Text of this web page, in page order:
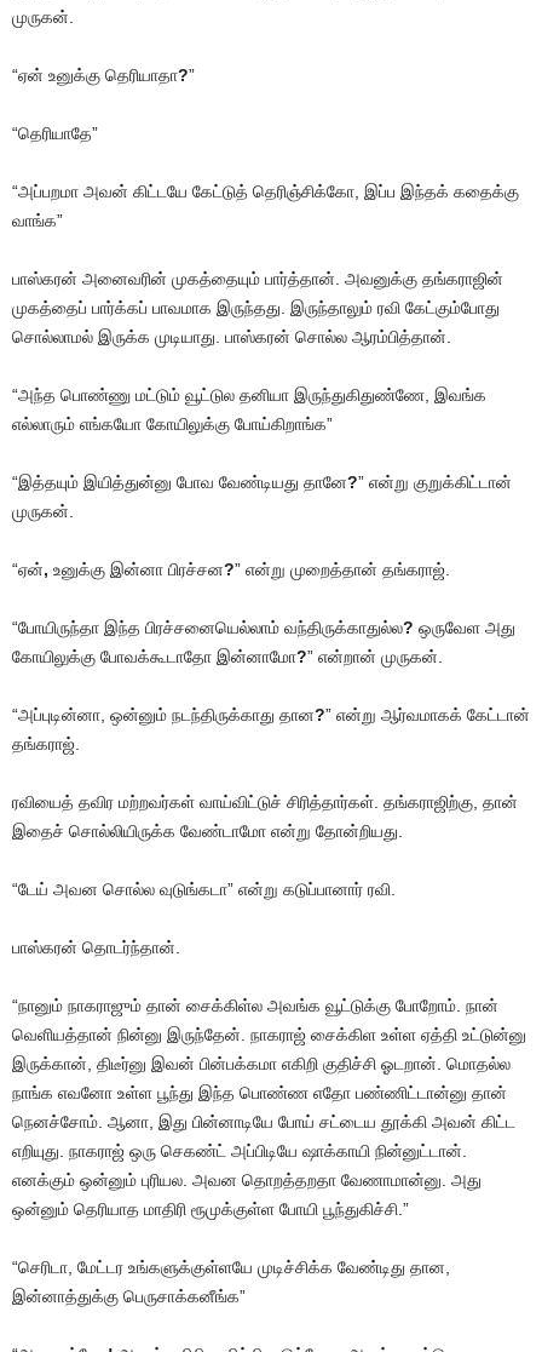
முருகன்.
“ஏன் உனுக்கு தெரியாதா?”
“தெரியாதே”
“அப்பறமா அவன் கிட்டயே கேட்டுத் தெரிஞ்சிக்கோ, இப்ப இந்தக் கதைக்கு
வாங்க”
பாஸ்கரன் அனைவரின் முகத்தையும் பார்த்தான். அவனுக்கு தங்கராஜின்
முகத்தைப் பார்க்கப் பாவமாக இருந்தது. இருந்தாலும் ரவி கேட்கும்போது
சொல்லாமல் இருக்க முடியாது. பாஸ்கரன் சொல்ல ஆரம்பித்தான்.
“அந்த பொண்ணு மட்டும் வூட்டுல தனியா இருந்துகிதுண்ணே, இவங்க
எல்லாரும் எங்கயோ கோயிலுக்கு போய்கிறாங்க”
“இத்தயும் இயித்துன்னு போவ வேண்டியது தானே?” என்று குறுக்கிட்டான்
முருகன்.
“ஏன், உனுக்கு இன்னா பிரச்சன?” என்று முறைத்தான் தங்கராஜ்.
“போயிருந்தா இந்த பிரச்சனையெல்லாம் வந்திருக்காதுல்ல? ஒருவேள அது
கோயிலுக்கு போவக்கூடாதோ இன்னாமோ?” என்றான் முருகன்.
“அப்புடின்னா, ஒன்னும் நடந்திருக்காது தான?” என்று ஆர்வமாகக் கேட்டான்
தங்கராஜ்.
ரவியைத் தவிர மற்றவர்கள் வாய்விட்டுச் சிரித்தார்கள். தங்கராஜிற்கு, தான்
இதைச் சொல்லியிருக்க வேண்டாமோ என்று தோன்றியது.
“டேய் அவன சொல்ல வுடுங்கடா” என்று கடுப்பானார் ரவி.
பாஸ்கரன் தொடர்ந்தான்.
“நானும் நாகராஜும் தான் சைக்கிள்ல அவங்க வூட்டுக்கு போறோம். நான்
வெளியத்தான் நின்னு இருந்தேன். நாகராஜ் சைக்கிள உள்ள ஏத்தி உட்டுன்னு
இருக்கான், திடீர்னு இவன் பின்பக்கமா எகிறி குதிச்சி ஓடறான். மொதல்ல
நாங்க எவனோ உள்ள பூந்து இந்த பொண்ண எதோ பண்ணிட்டான்னு தான்
நெனச்சோம். ஆனா, இது பின்னாடியே போய் சட்டைய தூக்கி அவன் கிட்ட
எறியுது. நாகராஜ் ஒரு செகண்ட் அப்பிடியே ஷாக்காயி நின்னுட்டான்.
எனக்கும் ஒன்னும் புரியல. அவன தொறத்தறதா வேணாமான்னு. அது
ஒன்னும் தெரியாத மாதிரி ரூமுக்குள்ள போயி பூந்துகிச்சி.”
“செரிடா, மேட்டர உங்களுக்குள்ளயே முடிச்சிக்க வேண்டிது தான,
இன்னாத்துக்கு பெருசாக்கனீங்க”